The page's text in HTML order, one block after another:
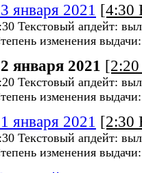
января 2021 [4:30
Текстовый апдейт:
изменения
января 2021
Текстовый апдейт:
изменения
января 2021 [2:30
Текстовый апдейт:
изменения